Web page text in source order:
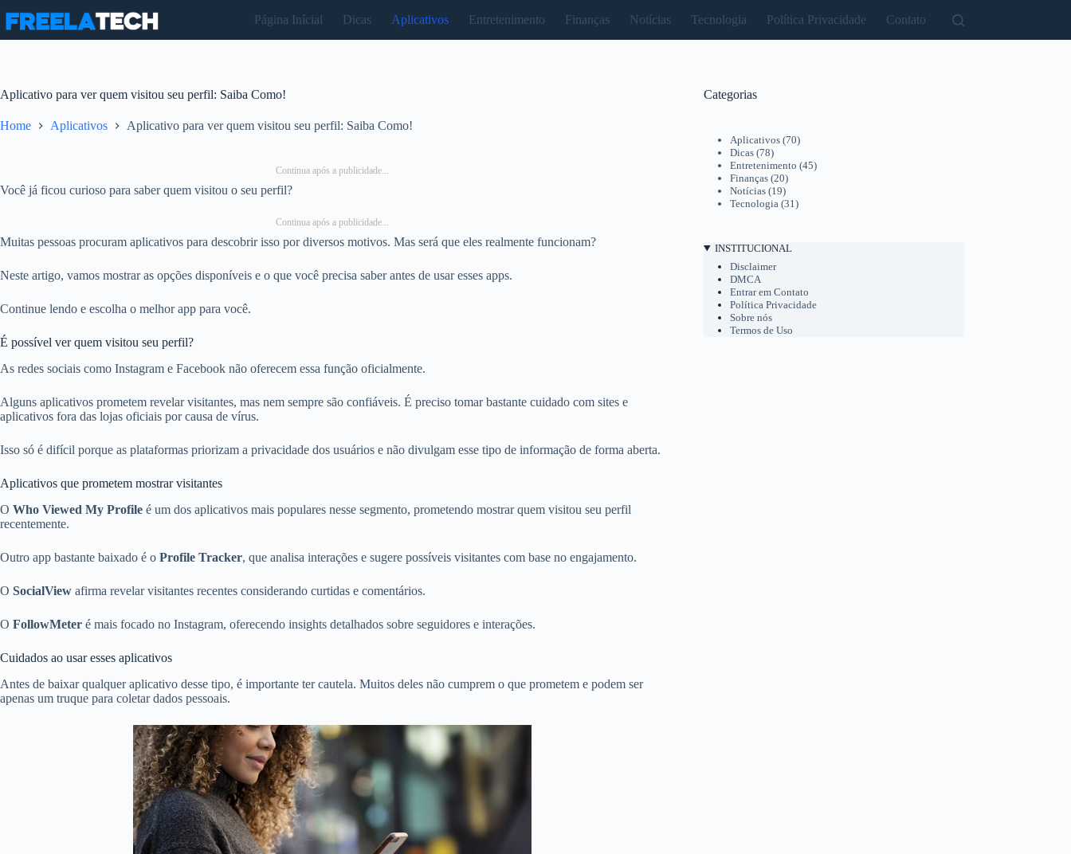
para
Página Inícial Dicas Aplicativos Entretenimento Finanças Notícias Tecnologia Política Privacidade Contato
Aplicativo para ver quem visitou seu perfil: Saiba Como!
Home Aplicativos Aplicativo para ver quem visitou seu perfil: Saiba Como!
Continua após a publicidade...
Você já ficou curioso para saber quem visitou o seu perfil?
Continua após a publicidade...
Muitas pessoas procuram aplicativos para descobrir isso por diversos motivos. Mas será que eles realmente funcionam?
Neste artigo, vamos mostrar as opções disponíveis e o que você precisa saber antes de usar esses apps.
Continue lendo e escolha o melhor app para você.
É possível ver quem visitou seu perfil?
As redes sociais como Instagram e Facebook não oferecem essa função oficialmente.
Alguns aplicativos prometem revelar visitantes, mas nem sempre são confiáveis. É preciso tomar bastante cuidado com sites e
aplicativos fora das lojas oficiais por causa de vírus.
Isso só é difícil porque as plataformas priorizam a privacidade dos usuários e não divulgam esse tipo de informação de forma aberta.
Aplicativos que prometem mostrar visitantes
O Who Viewed My Profile é um dos aplicativos mais populares nesse segmento, prometendo mostrar quem visitou seu perfil
recentemente.
Outro app bastante baixado é o Profile Tracker, que analisa interações e sugere possíveis visitantes com base no engajamento.
O SocialView afirma revelar visitantes recentes considerando curtidas e comentários.
O FollowMeter é mais focado no Instagram, oferecendo insights detalhados sobre seguidores e interações.
Cuidados ao usar esses aplicativos
Antes de baixar qualquer aplicativo desse tipo, é importante ter cautela. Muitos deles não cumprem o que prometem e podem ser
apenas um truque para coletar dados pessoais.
Categorias
Aplicativos(70)
Dicas(78)
Entretenimento (45)
Finanças(20)
Notícias(19)
Tecnologia(31)
INSTITUCIONAL
Disclaimer
DMCA
Entrar em Contato
Política Privacidade
Sobre nós
Termos de Uso